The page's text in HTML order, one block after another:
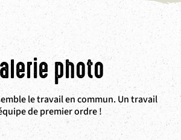
photo
le travail en commun. Un travail
de premier ordre !